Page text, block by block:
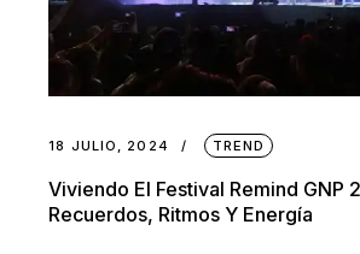
18 JULIO, 2024 TREND
Viviendo El Festival Remind GNP
Recuerdos, Ritmos Y Energía